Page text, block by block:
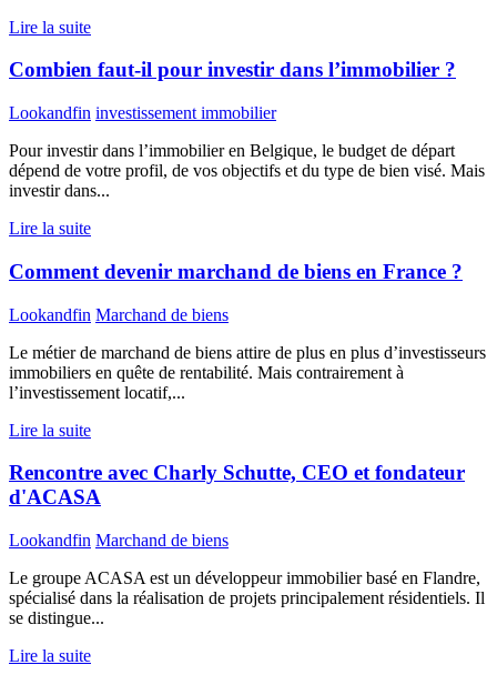
Lire la suite
Combien faut-il pour investir dans l’immobilier ?
Lookandfin investissement immobilier
Pour investir dans l’immobilier en Belgique, le budget de départ
dépend de votre profil, de vos objectifs et du type de bien visé. Mais
investir dans...
Lire la suite
Comment devenir marchand de biens en France ?
Lookandfin Marchand de biens
Le métier de marchand de biens attire de plus en plus d’investisseurs
immobiliers en quête de rentabilité. Mais contrairement à
l’investissement locatif,...
Lire la suite
Rencontre avec Charly Schutte, CEO et fondateur
d'ACASA
Lookandfin Marchand de biens
Le groupe ACASA est un développeur immobilier basé en Flandre,
spécialisé dans la réalisation de projets principalement résidentiels. Il
se distingue...
Lire la suite